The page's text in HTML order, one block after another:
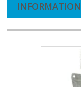
INFORMATION